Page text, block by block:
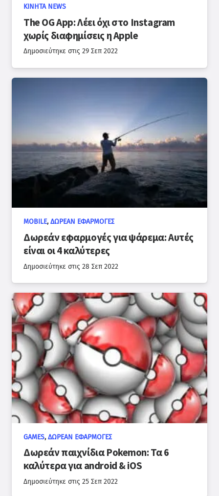
ΚΙΝΗΤΆ NEWS
The OG App: Λέει όχι στο Instagram
χωρίς διαφημίσεις η Apple
Δημοσιεύτηκε στις 29 Σεπ 2022
MOBILE,ΔΩΡΕΆΝ ΕΦΑΡΜΟΓΈΣ
Δωρεάν εφαρμογές για ψάρεμα: Αυτές
είναι οι 4 καλύτερες
Δημοσιεύτηκε στις 28 Σεπ 2022
GAMES,ΔΩΡΕΆΝ ΕΦΑΡΜΟΓΈΣ
Δωρεάν παιχνίδια Pokemon: Τα 6
καλύτερα για android & iOS
Δημοσιεύτηκε στις 25 Σεπ 2022